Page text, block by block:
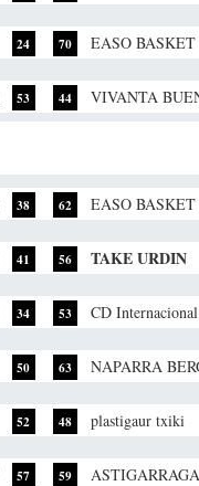
24 70 EASO
53 44 VIVANTA
38 62 EASO
41 56 TAKE URDIN
34 53 CD
50 63 NAPARRA
52 48 plastigaur txiki
57 59